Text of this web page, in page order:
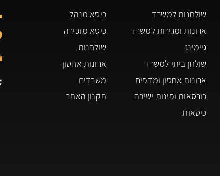
שולחנות למשרד
ארונות ומגירות למשרד
גיימינג
שולחן ביתי למשרד
ארונות אחסון ומדפים
כורסאות ופינות ישיבה
כיסאות
כיסא מנהל
כיסא מזכירה
שולחנות
ארונות אחסון
משרדים
תקנון האתר